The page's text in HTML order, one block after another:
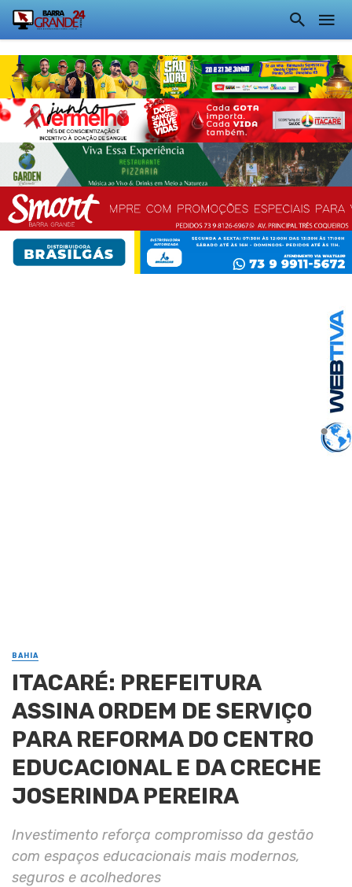
BAHIA
ITACARÉ: PREFEITURA
ASSINA ORDEM DE SERVIÇO
PARA REFORMA DO CENTRO
EDUCACIONAL E DA CRECHE
JOSERINDA PEREIRA
Investimento reforça compromisso da gestão
com espaços educacionais mais modernos,
seguros e acolhedores